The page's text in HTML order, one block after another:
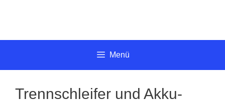
Menü
Trennschleifer und Akku-